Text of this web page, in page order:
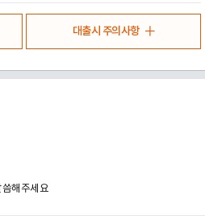
대출시 주의사항
해주세요